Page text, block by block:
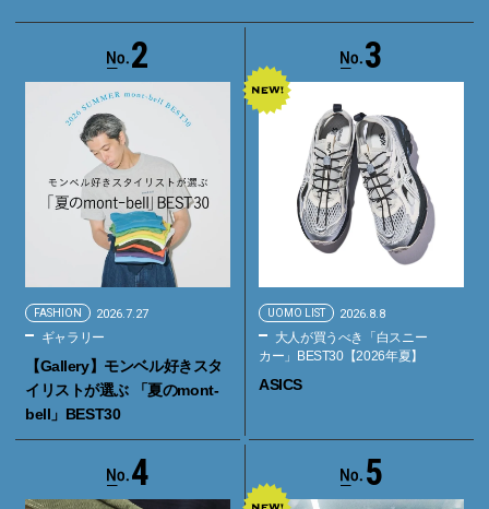
2
FASHION 2026.7.27
ギャラリー
【Gallery】モンベル好きスタ
イリストが選ぶ 「夏のmont-
bell」BEST30
3
UOMO LIST 2026.8.8
大人が買うべき「白スニー
カー」BEST30【2026年夏】
ASICS
4 5